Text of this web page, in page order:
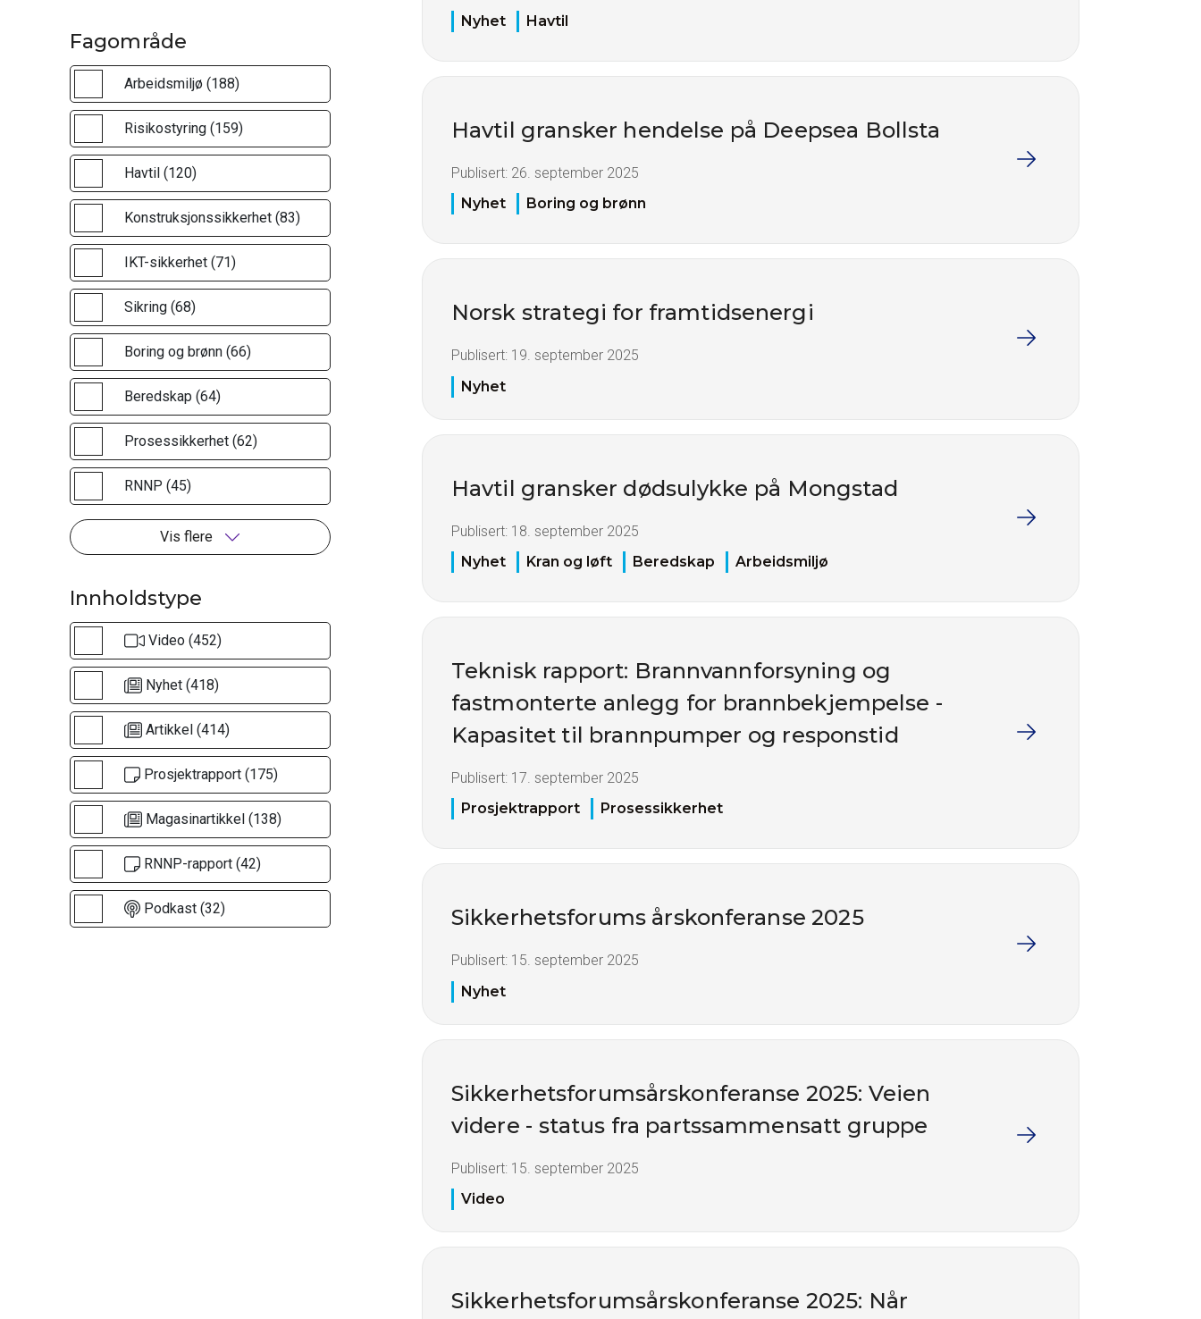
Fagområde
Arbeidsmiljø (188)
Risikostyring (159)
Havtil (120)
Konstruksjonssikkerhet (83)
IKT-sikkerhet (71)
Sikring (68)
Boring og brønn (66)
Beredskap (64)
Prosessikkerhet (62)
RNNP (45)
Vis flere
Innholdstype
Video (452)
Nyhet (418)
Artikkel (414)
Prosjektrapport (175)
Magasinartikkel (138)
RNNP-rapport (42)
Podkast (32)
Nyhet
Havtil
Havtil gransker hendelse på Deepsea Bollsta
Publisert: 26. september 2025
Nyhet
Boring og brønn
Norsk strategi for framtidsenergi
Publisert: 19. september 2025
Nyhet
Havtil gransker dødsulykke på Mongstad
Publisert: 18. september 2025
Nyhet
Kran og løft Beredskap Arbeidsmiljø
Teknisk rapport: Brannvannforsyning og
fastmonterte anlegg for brannbekjempelse -
Kapasitet til brannpumper og responstid
Publisert: 17. september 2025
Prosjektrapport
Prosessikkerhet
Sikkerhetsforums årskonferanse 2025
Publisert: 15. september 2025
Nyhet
Sikkerhetsforumsårskonferanse 2025: Veien
videre - status fra partssammensatt gruppe
Publisert: 15. september 2025
Video
Sikkerhetsforumsårskonferanse 2025: Når